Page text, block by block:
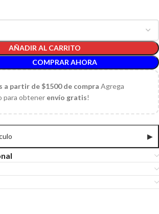
AÑADIR AL CARRITO
COMPRAR AHORA
a partir de $1500 de compra Agrega
para obtener envío gratis!
▶